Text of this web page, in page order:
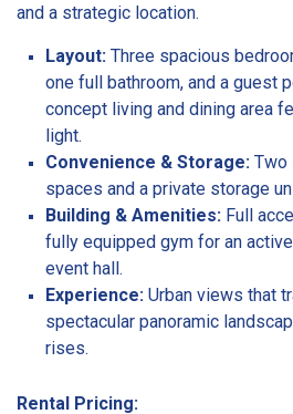
and a strategic location.
Layout: Three spacious
one full bathroom, and a guest
concept living and dining area
light.
Convenience & Storage: Two
spaces and a private storage
Building & Amenities: Full
fully equipped gym for an
event hall.
Experience: Urban views that
spectacular panoramic
rises.
Rental Pricing: